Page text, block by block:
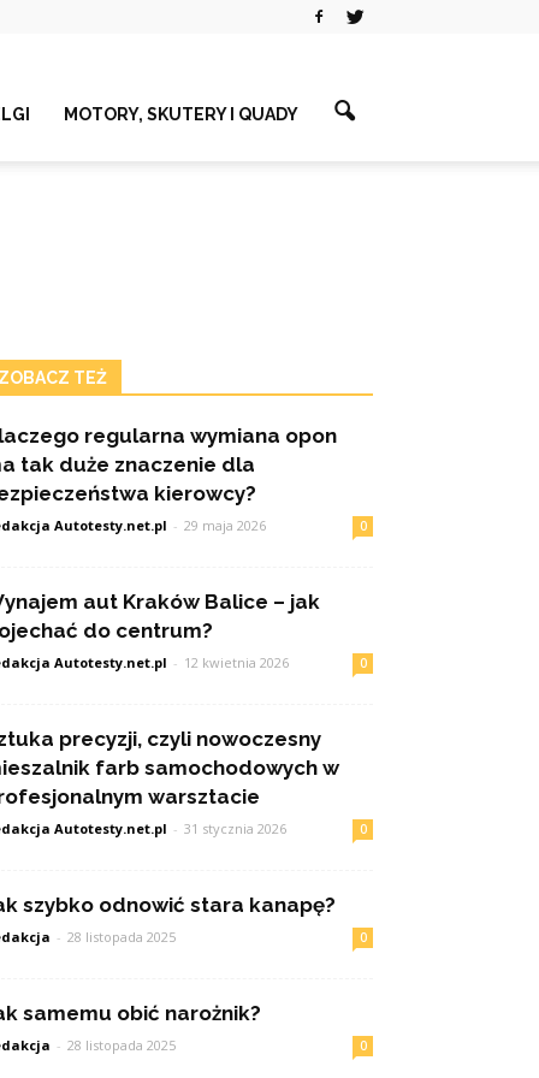
MOTORY, SKUTERY I QUADY
ZOBACZ TEŻ
regularna wymiana opon
tak duże znaczenie dla
kierowcy?
Autotesty.net.pl - 29 maja 2026 0
aut Kraków Balice – jak
do centrum?
Autotesty.net.pl - 12 kwietnia 2026 0
precyzji, czyli nowoczesny
farb samochodowych w
warsztacie
Autotesty.net.pl - 31 stycznia 2026 0
szybko odnowić stara kanapę?
- 28 listopada 2025 0
samemu obić narożnik?
- 28 listopada 2025 0